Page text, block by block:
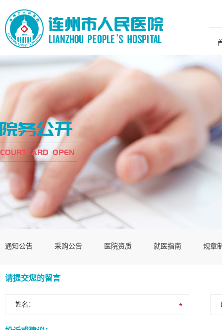
通知公告 采购公告 医院资质 就医指南 规章
请提交您的留言